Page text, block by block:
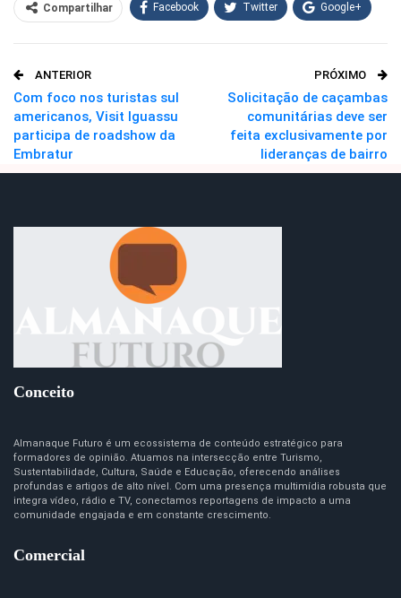
Compartilhar Facebook Twitter Google+
O email
ANTERIOR
Com foco nos turistas sul
americanos, Visit Iguassu
participa de roadshow da
Embratur
PRÓXIMO
Solicitação de caçambas
comunitárias deve ser
feita exclusivamente por
lideranças de bairro
Conceito
Almanaque Futuro é um ecossistema de conteúdo estratégico para
formadores de opinião. Atuamos na intersecção entre Turismo,
Sustentabilidade, Cultura, Saúde e Educação, oferecendo análises
profundas e artigos de alto nível. Com uma presença multimídia robusta que
integra vídeo, rádio e TV, conectamos reportagens de impacto a uma
comunidade engajada e em constante crescimento.
Comercial